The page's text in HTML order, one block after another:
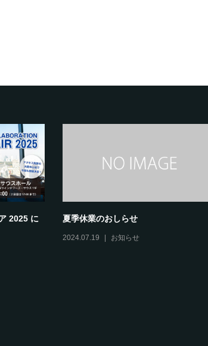
2025 に
夏季休業のおしらせ
2024.07.19 お知らせ